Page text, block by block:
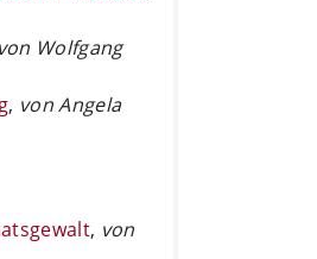
von Wolfgang
, von Angela
, von